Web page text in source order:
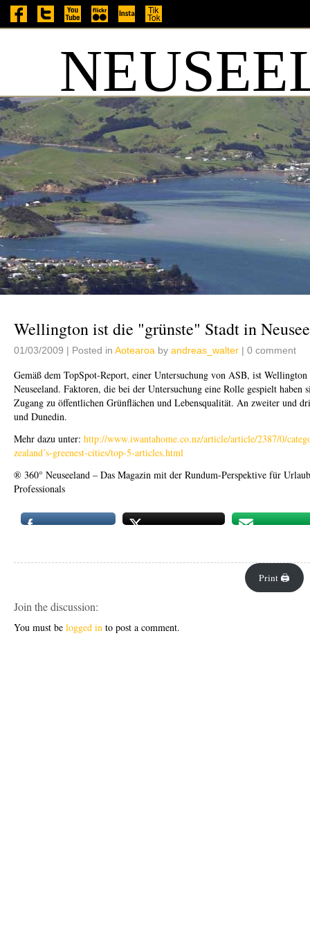
Wellington ist die "grünste" Stadt in
01/03/2009 | Posted in Aotearoa by andreas_walter | 0 comment
Gemäß dem TopSpot-Report, einer Untersuchung von ASB, ist Wellington
Neuseeland. Faktoren, die bei der Untersuchung eine Rolle gespielt haben
Zugang zu öffentlichen Grünflächen und Lebensqualität. An zweiter und
und Dunedin.
Mehr dazu unter: http://www.iwantahome.co.nz/article/article/2387/0/
zealand’s-greenest-cities/top-5-articles.html
® 360° Neuseeland – Das Magazin mit der Rundum-Perspektive für
Professionals
Print 🖨
Join the discussion:
You must be logged in to post a comment.